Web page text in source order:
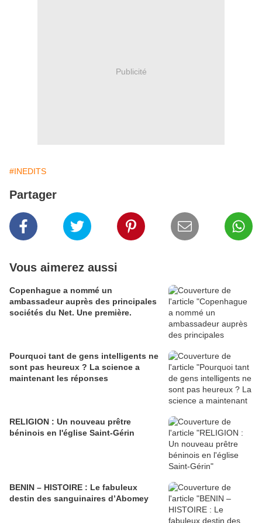
Publicité
#INEDITS
Partager
Vous aimerez aussi
Copenhague a nommé un
ambassadeur auprès des principales
sociétés du Net. Une première.
Pourquoi tant de gens intelligents ne
sont pas heureux ? La science a
maintenant les réponses
RELIGION : Un nouveau prêtre
béninois en l'église Saint-Gérin
BENIN – HISTOIRE : Le fabuleux
destin des sanguinaires d’Abomey